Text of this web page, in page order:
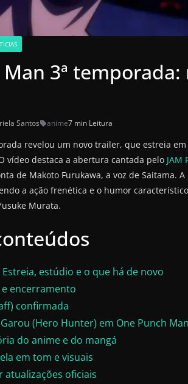
3ª
Santos anime7 min Leitura
revelou um novo trailer, que estreia
vídeo destaca a abertura cantada pelo JAM
de Makoto Furukawa, a voz de Saitama.
a ação frenética e o humor
Murata.
estúdio e o que há de novo
encerramento
confirmada
(Hero Hunter) em One Punch
do anime e do mangá
em tom e visuais
atualizações oficiais